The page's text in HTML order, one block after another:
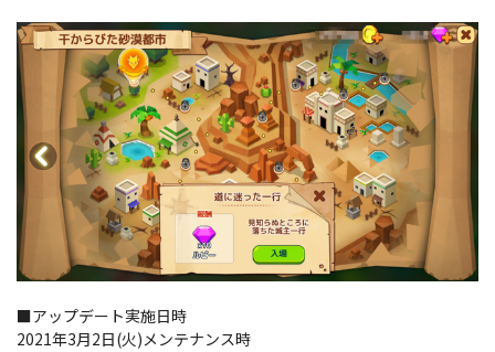
■アップデート実施日時
2021年3月2日(火)メンテナンス時